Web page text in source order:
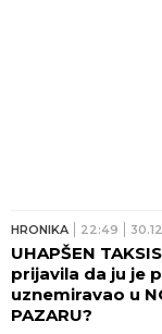
HRONIKA 22:49
UHAPŠEN
prijavila da ju je
uznemiravao u
PAZARU?